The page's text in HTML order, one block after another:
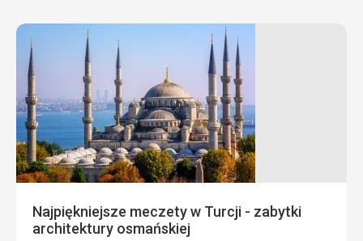
Najpiękniejsze meczety w Turcji - zabytki
architektury osmańskiej